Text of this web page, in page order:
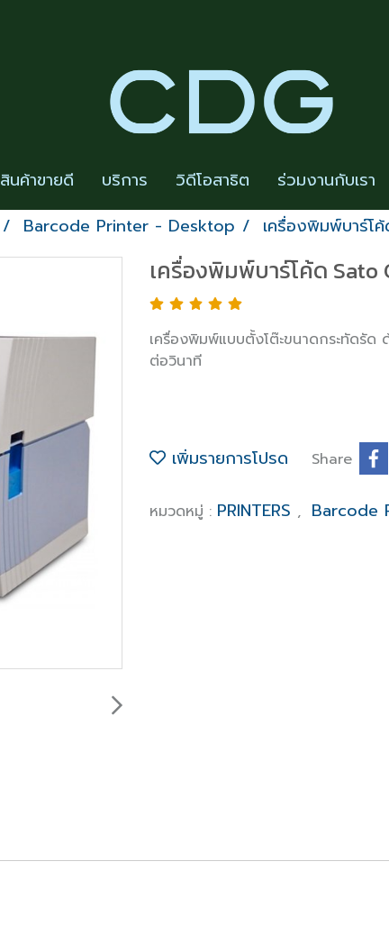
สินค้าขายดี บริการ วิดีโอสาธิต ร่วมงานกับเรา
Barcode Printer - Desktop เครื่องพิมพ์บาร์โ
เครื่องพิมพ์บาร์โค้ด Sato
เครื่องพิมพ์แบบตั้งโต๊ะขนาดกระทัดรัด
ต่อวินาที
เพิ่มรายการโปรด Share
หมวดหมู่ : PRINTERS , Barcode